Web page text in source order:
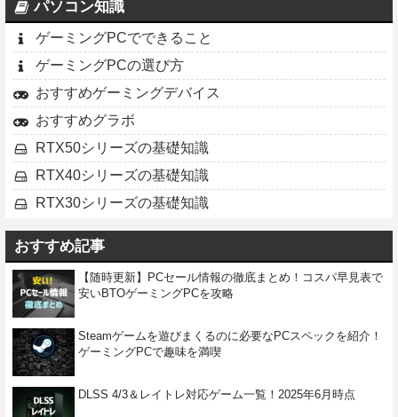
パソコン知識
ゲーミングPCでできること
ゲーミングPCの選び方
おすすめゲーミングデバイス
おすすめグラボ
RTX50シリーズの基礎知識
RTX40シリーズの基礎知識
RTX30シリーズの基礎知識
おすすめ記事
【随時更新】PCセール情報の徹底まとめ！コスパ早見表で
安いBTOゲーミングPCを攻略
Steamゲームを遊びまくるのに必要なPCスペックを紹介！
ゲーミングPCで趣味を満喫
DLSS 4/3＆レイトレ対応ゲーム一覧！2025年6月時点